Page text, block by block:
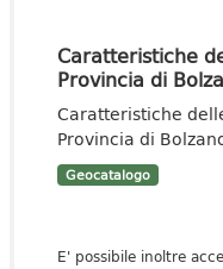
Caratteristiche
Provincia di
Caratteristiche
Provincia di
Geocatalogo
E' possibile inoltre